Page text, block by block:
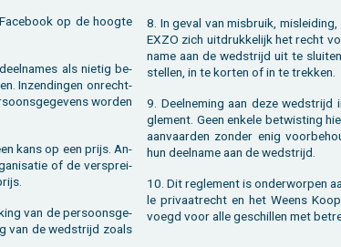
op de hoog­te
als nie­tig be­
In­zen­din­gen on­recht­
wor­den
kans op een prijs. An­
of de ver­sprei­
van de per­soons­ge­
van de wed­strijd zoals
8. In geval van mis­bruik,
EXZO zich uit­druk­ke­lijk het recht
na­me aan de wed­strijd uit te
stel­len, in te kor­ten of in te trek­ken.
9. Deel­ne­ming aan deze
gle­ment. Geen en­ke­le be­twis­ting
aan­vaar­den zon­der enig
hun deel­na­me aan de wed­strijd.
10. Dit re­gle­ment is on­der­wor­pen
le pri­vaat­recht en het Weens
voegd voor alle ge­schil­len met